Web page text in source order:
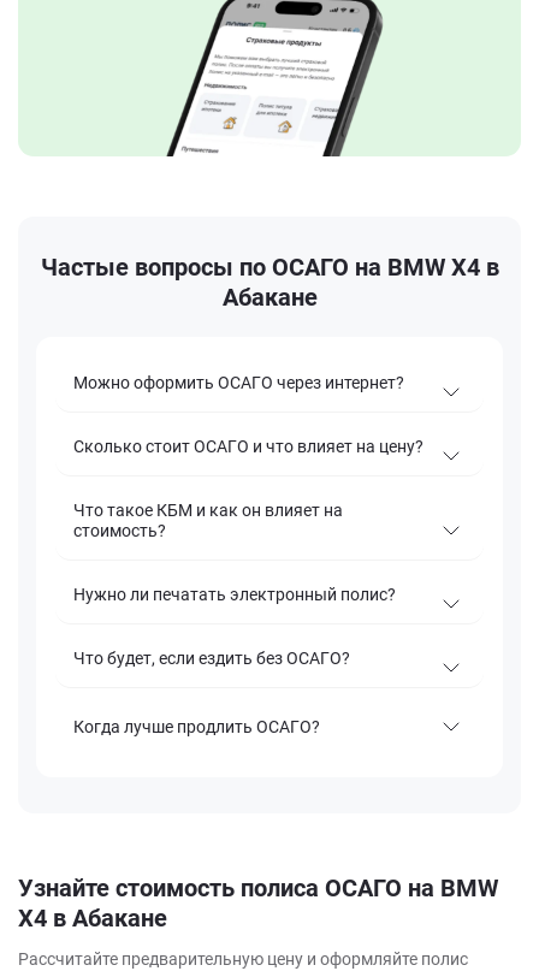
Частые вопросы по ОСАГО на BMW X4 в
Абакане
Можно оформить ОСАГО через интернет?
Сколько стоит ОСАГО и что влияет на цену?
Что такое КБМ и как он влияет на
стоимость?
Нужно ли печатать электронный полис?
Что будет, если ездить без ОСАГО?
Когда лучше продлить ОСАГО?
Узнайте стоимость полиса ОСАГО на BMW
X4 в Абакане
Рассчитайте предварительную цену и оформляйте полис